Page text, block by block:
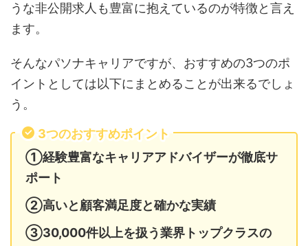
うな非公開求人も豊富に抱えているのが特徴と言え
ます。
そんなパソナキャリアですが、おすすめの3つのポ
イントとしては以下にまとめることが出来るでしょ
う。
3つのおすすめポイント
①経験豊富なキャリアアドバイザーが徹底サ
ポート
②高いと顧客満足度と確かな実績
③30,000件以上を扱う業界トップクラスの